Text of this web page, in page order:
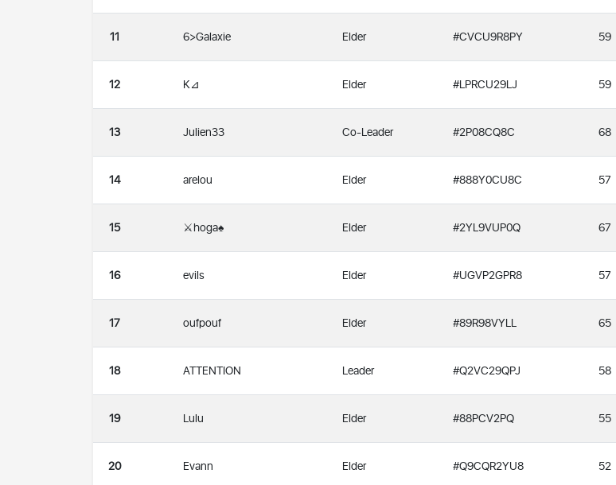
11 6>Galaxie Elder #CVCU9R8PY 59
12 K⊿ Elder #LPRCU29LJ 59
13 Julien33 Co-Leader #2P08CQ8C 68
14 arelou Elder #888Y0CU8C 57
15 ⚔️hoga♠️ Elder #2YL9VUP0Q 67
16 evils Elder #UGVP2GPR8 57
17 oufpouf Elder #89R98VYLL 65
18 ATTENTION Leader #Q2VC29QPJ 58
19 Lulu Elder #88PCV2PQ 55
20 Evann Elder #Q9CQR2YU8 52